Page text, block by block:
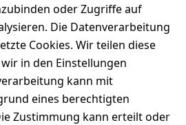
oder Zugriffe auf
Die Datenverarbeitung
Cookies. Wir teilen diese
in den Einstellungen
kann mit
eines berechtigten
Zustimmung kann erteilt oder
Geld wert. Festpreis in
einsenden, Auszahlung